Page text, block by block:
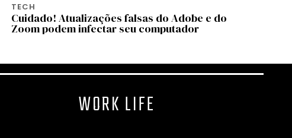
TECH
Cuidado! Atualizações falsas do Adobe e do
Zoom podem infectar seu computador
WORK LIFE